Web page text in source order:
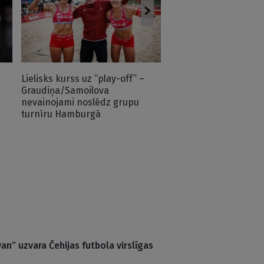
Lielisks kurss uz “play-off” –
Graudiņa/Samoilova
nevainojami noslēdz grupu
turnīru Hamburgā
uzvara Čehijas futbola virslīgas